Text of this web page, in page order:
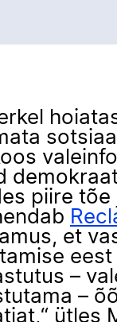
piire tõe
et
eest
–
–
ütles